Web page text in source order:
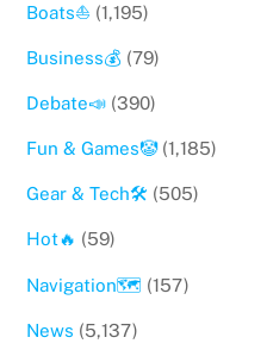
Boats⛵️ (1,195)
Business💰 (79)
Debate📣 (390)
Fun & Games🤡(1,185)
Gear & Tech🛠 (505)
Hot🔥 (59)
Navigation🗺 (157)
News (5,137)